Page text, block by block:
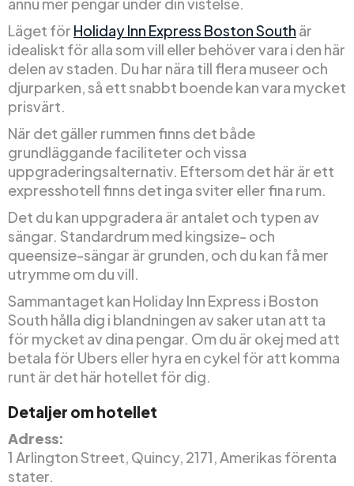
Läget för Holiday Inn Express Boston South är
idealiskt för alla som vill eller behöver vara i den här
delen av staden. Du har nära till flera museer och
djurparken, så ett snabbt boende kan vara mycket
prisvärt.
När det gäller rummen finns det både
grundläggande faciliteter och vissa
uppgraderingsalternativ. Eftersom det här är ett
expresshotell finns det inga sviter eller fina rum.
Det du kan uppgradera är antalet och typen av
sängar. Standardrum med kingsize- och
queensize-sängar är grunden, och du kan få mer
utrymme om du vill.
Sammantaget kan Holiday Inn Express i Boston
South hålla dig i blandningen av saker utan att ta
för mycket av dina pengar. Om du är okej med att
betala för Ubers eller hyra en cykel för att komma
runt är det här hotellet för dig.
Detaljer om hotellet
Adress:
1 Arlington Street, Quincy, 2171, Amerikas förenta
stater.